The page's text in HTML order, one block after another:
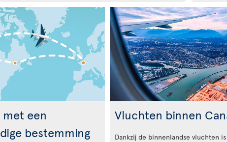
een
bestemming
Vluchten binnen
Dankzij de binnenlandse vluchten